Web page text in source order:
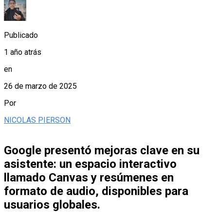
Publicado
1 año atrás
en
26 de marzo de 2025
Por
NICOLAS PIERSON
Google presentó mejoras clave en su
asistente: un espacio interactivo
llamado Canvas y resúmenes en
formato de audio, disponibles para
usuarios globales.